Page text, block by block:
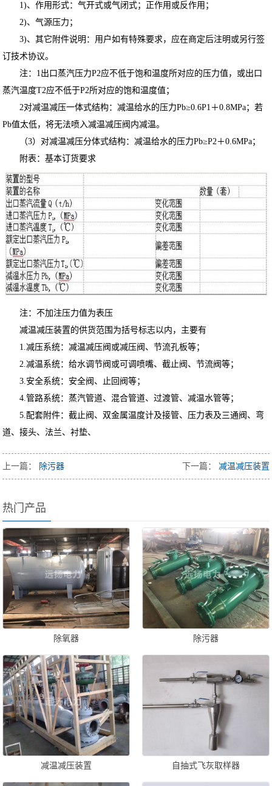
1)、作用形式：气开式或气闭式；正作用或反作用；
2)、气源压力；
3)、其它附件说明：用户如有特殊要求，应在商定后注明或另行签
订技术协议。
注：1出口蒸汽压力P2应不低于饱和温度所对应的压力值，或出口
蒸汽温度T2应不低于P2所对应的饱和温度值；
2对减温减压一体式结构：减温给水的压力Pb≥0.6P1＋0.8MPa；若
Pb值太低，将无法喷入减温减压阀内减温。
（3）对减温减压分体式结构：减温给水的压力Pb≥P2＋0.6MPa；
附表：基本订货要求
注：不加注压力值为表压
减温减压装置的供货范围为括号标志以内，主要有
1.减压系统：减温减压阀或减压阀、节流孔板等；
2.减温系统：给水调节阀或可调喷嘴、截止阀、节流阀等；
3.安全系统：安全阀、止回阀等；
4.管路系统：蒸汽管道、混合管道、过渡管、减温水管等；
5.配套附件：截止阀、双金属温度计及接管、压力表及三通阀、弯
道、接头、法兰、衬垫、
上一篇： 除污器 下一篇： 减温减压装置
热门产品
除氧器 除污器
减温减压装置 自抽式飞灰取样器